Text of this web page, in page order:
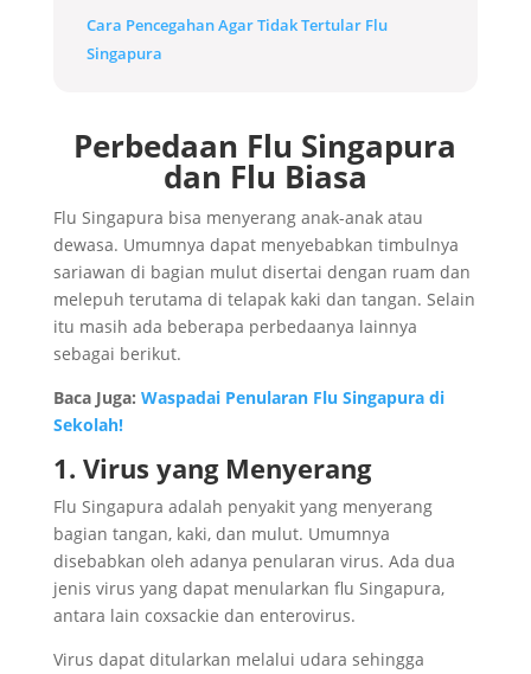
Cara Pencegahan Agar Tidak Tertular Flu
Singapura
Perbedaan Flu Singapura
dan Flu Biasa
Flu Singapura bisa menyerang anak-anak atau
dewasa. Umumnya dapat menyebabkan timbulnya
sariawan di bagian mulut disertai dengan ruam dan
melepuh terutama di telapak kaki dan tangan. Selain
itu masih ada beberapa perbedaanya lainnya
sebagai berikut.
Baca Juga: Waspadai Penularan Flu Singapura di
Sekolah!
1. Virus yang Menyerang
Flu Singapura adalah penyakit yang menyerang
bagian tangan, kaki, dan mulut. Umumnya
disebabkan oleh adanya penularan virus. Ada dua
jenis virus yang dapat menularkan flu Singapura,
antara lain coxsackie dan enterovirus.
Virus dapat ditularkan melalui udara sehingga